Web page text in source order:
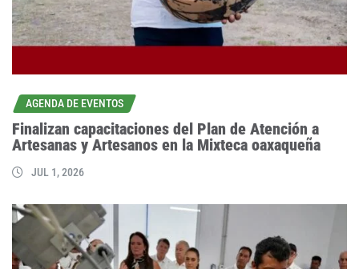
AGENDA DE EVENTOS
Finalizan capacitaciones del Plan de Atención a
Artesanas y Artesanos en la Mixteca oaxaqueña
JUL 1, 2026